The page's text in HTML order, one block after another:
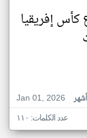
إفريقيا
Jan 01, 2026
عدد الكلمات: ١١٠